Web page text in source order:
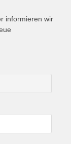
informieren wir